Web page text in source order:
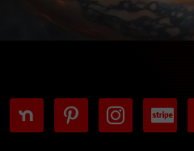
nextdoor pinterest instagramcc-
stripe